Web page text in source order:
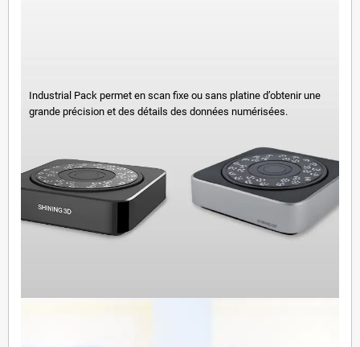
Industrial Pack permet en scan fixe ou sans platine d’obtenir une
grande précision et des détails des données numérisées.